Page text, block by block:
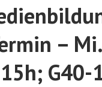
–
G40-